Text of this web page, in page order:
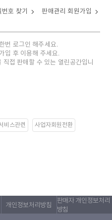
호 찾기 판매관리 회원가입
번 로그인 해주세요.
입 후 이용해 주세요.
접 판매할 수 있는 열린공간입니
비스관련 사업자회원전환
개인정보처리방침
판매자 개인정보처리
방침